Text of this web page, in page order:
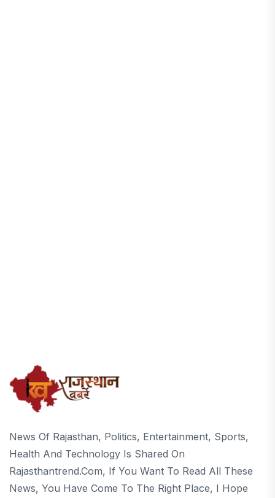
News Of Rajasthan, Politics, Entertainment, Sports,
Health And Technology Is Shared On
Rajasthantrend.com, If You Want To Read All These
News, You Have Come To The Right Place, I Hope